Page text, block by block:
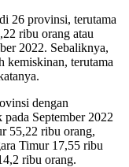
26 provinsi, terutama
ribu orang atau
2022. Sebaliknya,
kemiskinan, terutama
dengan
September 2022
55,22 ribu orang,
Timur 17,55 ribu
ribu orang.